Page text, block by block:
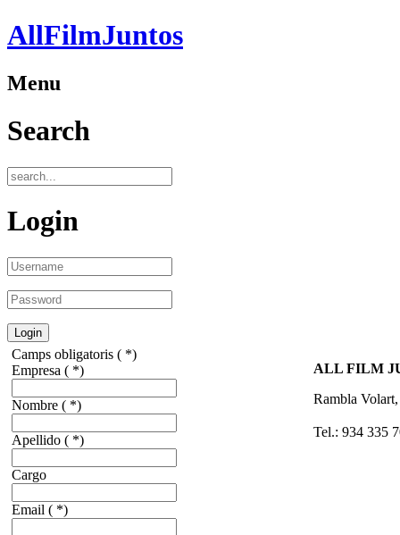
AllFilmJuntos
Menu
Search
Login
Camps obligatoris ( *)
Empresa ( *)
Nombre ( *)
Apellido ( *)
Cargo
Email ( *)
ALL FILM
Rambla
Tel.: 934 335